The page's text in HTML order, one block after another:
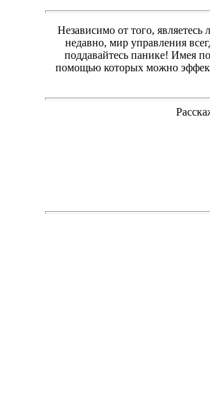
Независимо от того,
недавно, мир управления
поддавайтесь панике! Имея
помощью которых можно